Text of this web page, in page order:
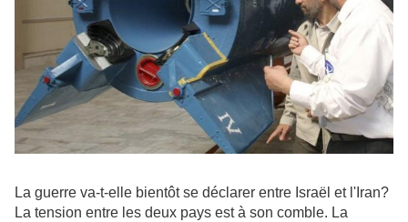
La guerre va-t-elle bientôt se déclarer entre Israël et l'Iran?
La tension entre les deux pays est à son comble. La